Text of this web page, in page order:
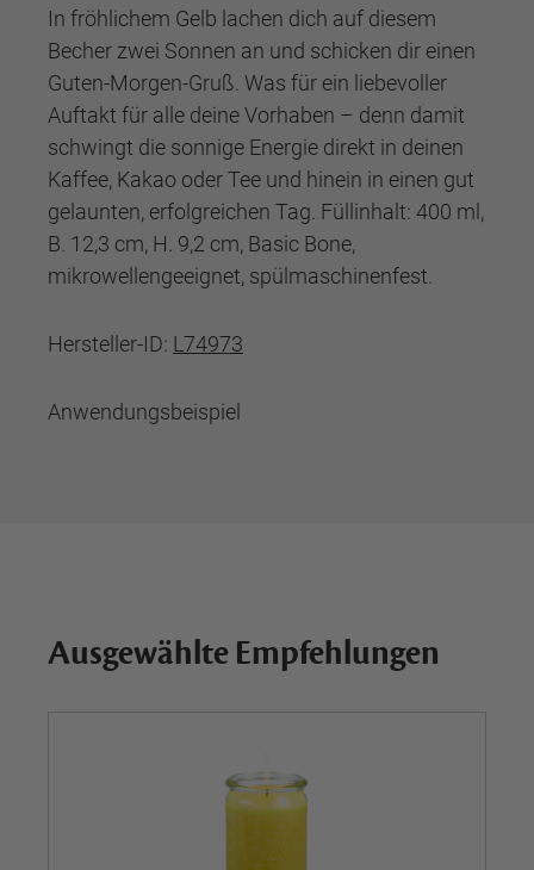
In fröhlichem Gelb lachen dich auf diesem
Becher zwei Sonnen an und schicken dir einen
Guten-Morgen-Gruß. Was für ein liebevoller
Auftakt für alle deine Vorhaben – denn damit
schwingt die sonnige Energie direkt in deinen
Kaffee, Kakao oder Tee und hinein in einen gut
gelaunten, erfolgreichen Tag. Füllinhalt: 400 ml,
B. 12,3 cm, H. 9,2 cm, Basic Bone,
mikrowellengeeignet, spülmaschinenfest.
Hersteller-ID: L74973
Anwendungsbeispiel
Ausgewählte Empfehlungen